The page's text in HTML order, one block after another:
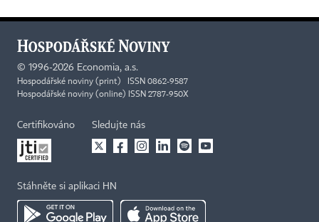
© 1996-2026 Economia, a.s.
Hospodářské noviny (print) ISSN 0862-9587
Hospodářské noviny (online) ISSN 2787-950X
Certifikováno Sledujte nás
Stáhněte si aplikaci HN